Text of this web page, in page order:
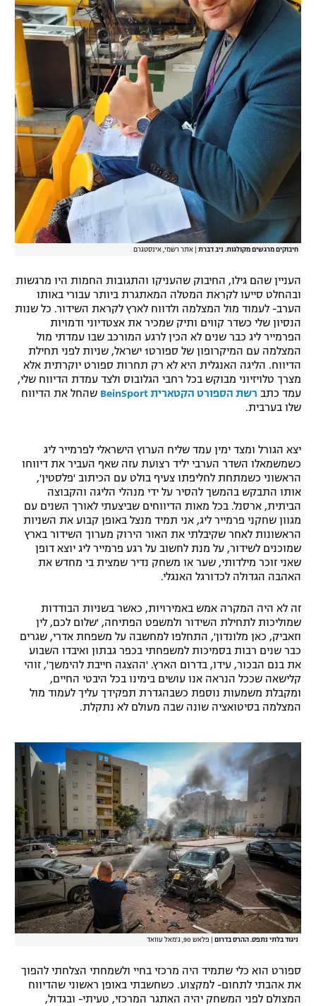
חיבוקים מרגשים מקולגות. ניב דברת אתר רשמי, אינסטגרם
העניין שהם גילו, החיבוק שהעניקו והתגובות החמות היו מרגשות
ובהחלט סייעו לקראת המטלה המאתגרת ביותר עבורי באותו
הערב- לעמוד מול המצלמה ולדווח לארץ לקראת השידור. כל שנות
הנסיון שלי כשדר קווים ותיק שמכיר את אצטדיוני ודמויות
הפרמייר ליג כבר שנים לא הכין לרגע המורכב שבו עמדתי מול
המצלמה עם המיקרופון של ספורט1 ישראל, שניות לפני תחילת
הדיווח. הליגה האנגלית היא לא רק תחרות ספורט יוקרתית אלא
מצרך טלויזיוני מבוקש בכל רחבי הגלובוס ולצד עמדת הדיווח שלי,
עמד כתב רשת הספורט הקטארית BeinSport
שהחל את הדיווח
שלו בערבית.
יצא הגורל ומצד ימין עמד שליח הערוץ הישראלי לפרמייר ליג
כשמשמאלו השדר הערבי יליד רצועת עזה שאף העביר את דיווחו
הראשוני כשמתחת לחליפתו צעיף בולט עם הכיתוב 'פלסטין',
אותו התבקש בהמשך להסיר על ידי מנהלי הליגה והקבוצה
הביתית, ארסנל. בכל מאות הדיווחים שביצעתי לאורך השנים עם
מגוון שחקני פרמייר ליג, אני תמיד מנצל באופן קבוע את השניות
הראשונות לאחר שקיבלתי את האור הירוק מערוך השידור בארץ
שמוכנים לשידור, על מנת לחשוב על רגע פרמייר ליג יוצא דופן
שאני זוכר מילדותי, שער או משחק נדיר שמצית בי מחדש את
האהבה הגדולה לכדורגל האנגלי.
זה לא היה המקרה אמש באמירויות, כאשר בשניות הבודדות
שמוליכות לתחילת השידור ולמשפט הפתיחה, 'שלום לכם, לין
וזאביק, כאן מלונדון', התחלפו למחשבה על משפחת אדרי, שגרים
כבר שנים רבות בסמיכות למשפחתי בכפר גבתון ואיבדו השבוע
את בנם הבכור, עידו, בדרום הארץ. 'ההצגה חייבת להימשך', זוהי
קלישאה שככל הנראה אנו עושים בימינו בכל היבטי החיים,
ומקבלת משמעות נוספת כשבהגדרת תפקידך עליך לעמוד מול
המצלמה בסיטואציה שונה שבה מעולם לא נתקלת.
ניגוד בלתי נתפס. ההרס בדרום פלאש 90, ג'מאל עוואד
ספורט הוא כלי שתמיד היה מרכזי בחיי ולשמחתי הצלחתי להפוך
את אהבתי לתחום- למקצוע. כשחשבתי באופן ראשוני שהדיווח
המצולם לפני המשחק יהיה האתגר המרכזי, טעיתי- ובגדול,